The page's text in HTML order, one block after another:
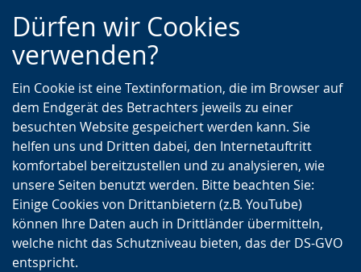
Zur
Hauptnavigation
Zur
Seitennavigation
Zum
Inhalt
Dürfen wir Cookies
verwenden?
Ein Cookie ist eine Textinformation, die im Browser auf
dem Endgerät des Betrachters jeweils zu einer
besuchten Website gespeichert werden kann. Sie
helfen uns und Dritten dabei, den Internetauftritt
komfortabel bereitzustellen und zu analysieren, wie
unsere Seiten benutzt werden. Bitte beachten Sie:
Einige Cookies von Drittanbietern (z.B. YouTube)
können Ihre Daten auch in Drittländer übermitteln,
welche nicht das Schutzniveau bieten, das der DS-GVO
entspricht.